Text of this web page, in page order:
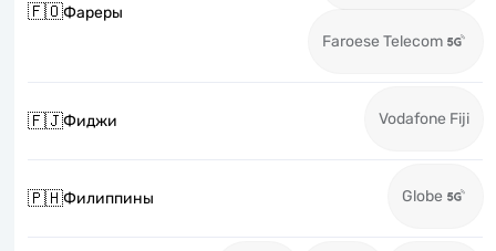
🇫🇴Фареры
Faroese Telecom
🇫🇯Фиджи Vodafone Fiji
🇵🇭Филиппины Globe